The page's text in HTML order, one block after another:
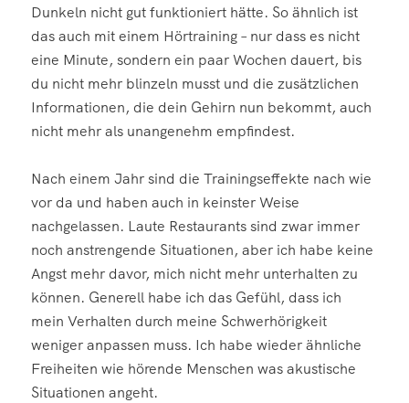
Dunkeln nicht gut funktioniert hätte. So ähnlich ist
das auch mit einem Hörtraining – nur dass es nicht
eine Minute, sondern ein paar Wochen dauert, bis
du nicht mehr blinzeln musst und die zusätzlichen
Informationen, die dein Gehirn nun bekommt, auch
nicht mehr als unangenehm empfindest.
Nach einem Jahr sind die Trainingseffekte nach wie
vor da und haben auch in keinster Weise
nachgelassen. Laute Restaurants sind zwar immer
noch anstrengende Situationen, aber ich habe keine
Angst mehr davor, mich nicht mehr unterhalten zu
können. Generell habe ich das Gefühl, dass ich
mein Verhalten durch meine Schwerhörigkeit
weniger anpassen muss. Ich habe wieder ähnliche
Freiheiten wie hörende Menschen was akustische
Situationen angeht.